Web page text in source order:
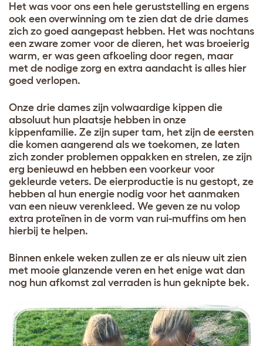
Het was voor ons een hele geruststelling en ergens
ook een overwinning om te zien dat de drie dames
zich zo goed aangepast hebben. Het was nochtans
een zware zomer voor de dieren, het was broeierig
warm, er was geen afkoeling door regen, maar
met de nodige zorg en extra aandacht is alles hier
goed verlopen.
Onze drie dames zijn volwaardige kippen die
absoluut hun plaatsje hebben in onze
kippenfamilie. Ze zijn super tam, het zijn de eersten
die komen aangerend als we toekomen, ze laten
zich zonder problemen oppakken en strelen, ze zijn
erg benieuwd en hebben een voorkeur voor
gekleurde veters. De eierproductie is nu gestopt, ze
hebben al hun energie nodig voor het aanmaken
van een nieuw verenkleed. We geven ze nu volop
extra proteïnen in de vorm van rui-muffins om hen
hierbij te helpen.
Binnen enkele weken zullen ze er als nieuw uit zien
met mooie glanzende veren en het enige wat dan
nog hun afkomst zal verraden is hun geknipte bek.